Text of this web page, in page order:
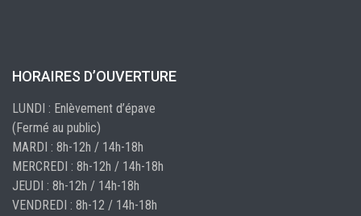
HORAIRES D’OUVERTURE
LUNDI : Enlèvement d’épave
(Fermé au public)
MARDI : 8h-12h / 14h-18h
MERCREDI : 8h-12h / 14h-18h
JEUDI : 8h-12h / 14h-18h
VENDREDI : 8h-12 / 14h-18h